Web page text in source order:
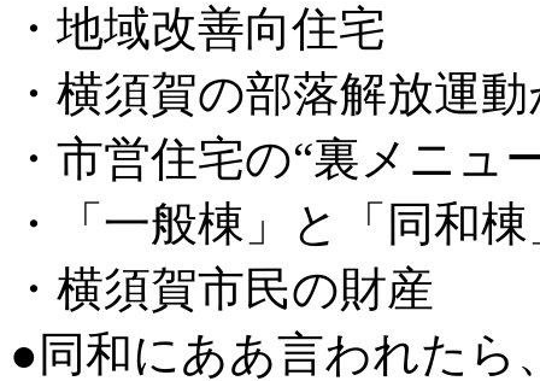
・地域改善向住宅
・横須賀の部落解放運
・市営住宅の“裏メニュ
・「一般棟」と「同和棟
・横須賀市民の財産
●同和にああ言われたら